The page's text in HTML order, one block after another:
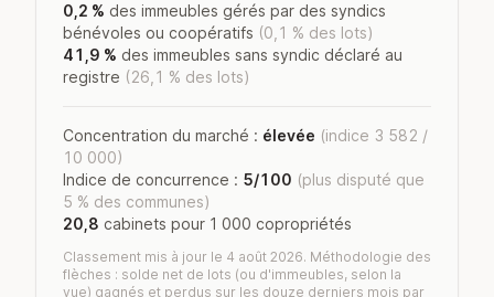
0,2 % des immeubles gérés par des syndics
bénévoles ou coopératifs (0,1 % des lots)
41,9 % des immeubles sans syndic déclaré au
registre (26,1 % des lots)
Concentration du marché : élevée (indice 3 582 /
10 000)
Indice de concurrence : 5/100 (plus disputé que
5 % des communes)
20,8 cabinets pour 1 000 copropriétés
Classement mis à jour le 4 août 2026. Méthodologie des
flèches : solde net de lots (ou d'immeubles, selon la
vue) gagnés et perdus sur les douze derniers mois par